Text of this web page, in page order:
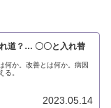
れ道？… 〇〇と入れ替
何か。改善とは何か。病因
る。
2023.05.14